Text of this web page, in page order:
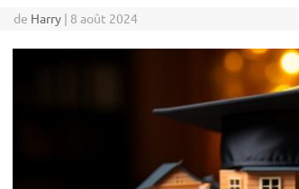
de Harry | 8 août 2024